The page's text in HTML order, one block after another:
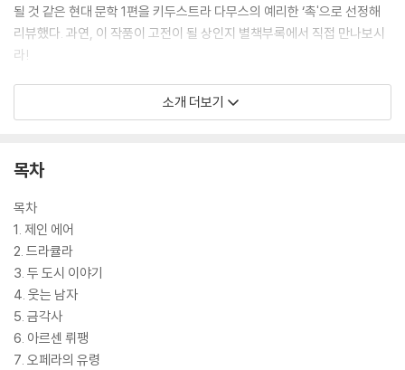
될 것 같은 현대 문학 1편을 키두스트라 다무스의 예리한 ‘촉'으로 선정해
리뷰했다. 과연, 이 작품이 고전이 될 상인지 별책부록에서 직접 만나보시
라!
골든래빗 [잡학툰] 채널로 오세요
http://pf.kakao.com/_xlxgkIG
소개 더보기
목차
목차
1. 제인 에어
2. 드라큘라
3. 두 도시 이야기
4. 웃는 남자
5. 금각사
6. 아르센 뤼팽
7. 오페라의 유령